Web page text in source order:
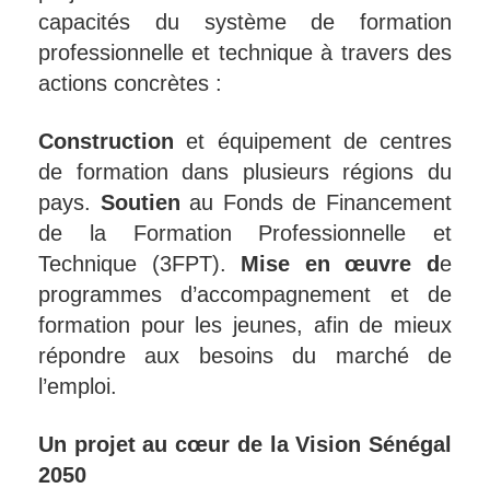
capacités du système de formation
professionnelle et technique à travers des
actions concrètes :
Construction et équipement de centres
de formation dans plusieurs régions du
pays. Soutien au Fonds de Financement
de la Formation Professionnelle et
Technique (3FPT). Mise en œuvre de
programmes d’accompagnement et de
formation pour les jeunes, afin de mieux
répondre aux besoins du marché de
l’emploi.
Un projet au cœur de la Vision Sénégal
2050